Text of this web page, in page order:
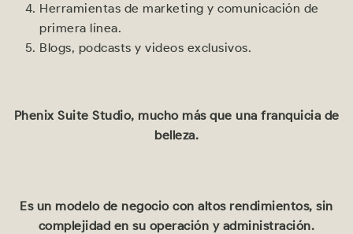
Herramientas de marketing y comunicación de
primera línea.
Blogs, podcasts y videos exclusivos.
Phenix Suite Studio, mucho más que una franquicia de
belleza.
Es un modelo de negocio con altos rendimientos, sin
complejidad en su operación y administración.